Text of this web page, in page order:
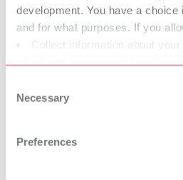
development. You have a
and for what purposes. If you
Collect information about your
characteristics (fingerprinting)
Find out more about how your
and set your preferences in the
change or withdraw your
Selection
Necessary
Preferences
Renfert, observe las disposiciones
¿Cómo pueden eliminarse
eléctricos Renfert?
fabricante. Si desea eliminar un